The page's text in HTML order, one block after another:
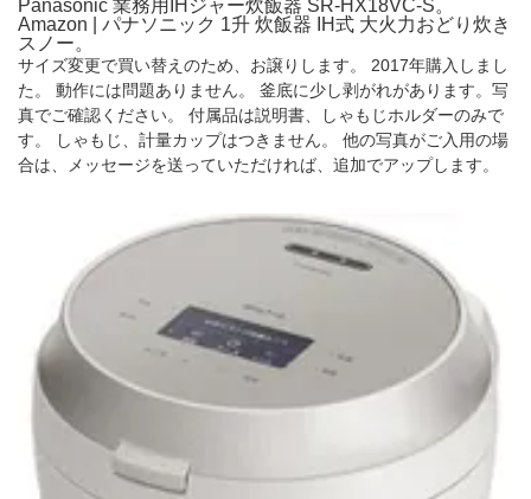
Panasonic 業務用IHジャー炊飯器 SR-HX18VC-S。
Amazon | パナソニック 1升 炊飯器 IH式 大火力おどり炊き
スノー。
サイズ変更で買い替えのため、お譲りします。 2017年購入しまし
た。 動作には問題ありません。 釜底に少し剥がれがあります。写
真でご確認ください。 付属品は説明書、しゃもじホルダーのみで
す。 しゃもじ、計量カップはつきません。 他の写真がご入用の場
合は、メッセージを送っていただければ、追加でアップします。